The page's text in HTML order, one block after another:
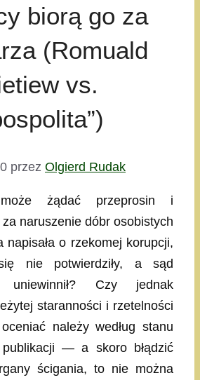
biorą go za
(Romuald
vs.
przez Olgierd Rudak
żądać przeprosin i
naruszenie dóbr osobistych
napisała o rzekomej korupcji,
nie potwierdziły, a sąd
Czy jednak
staranności i rzetelności
należy według stanu
— a skoro błądzić
ścigania, to nie można